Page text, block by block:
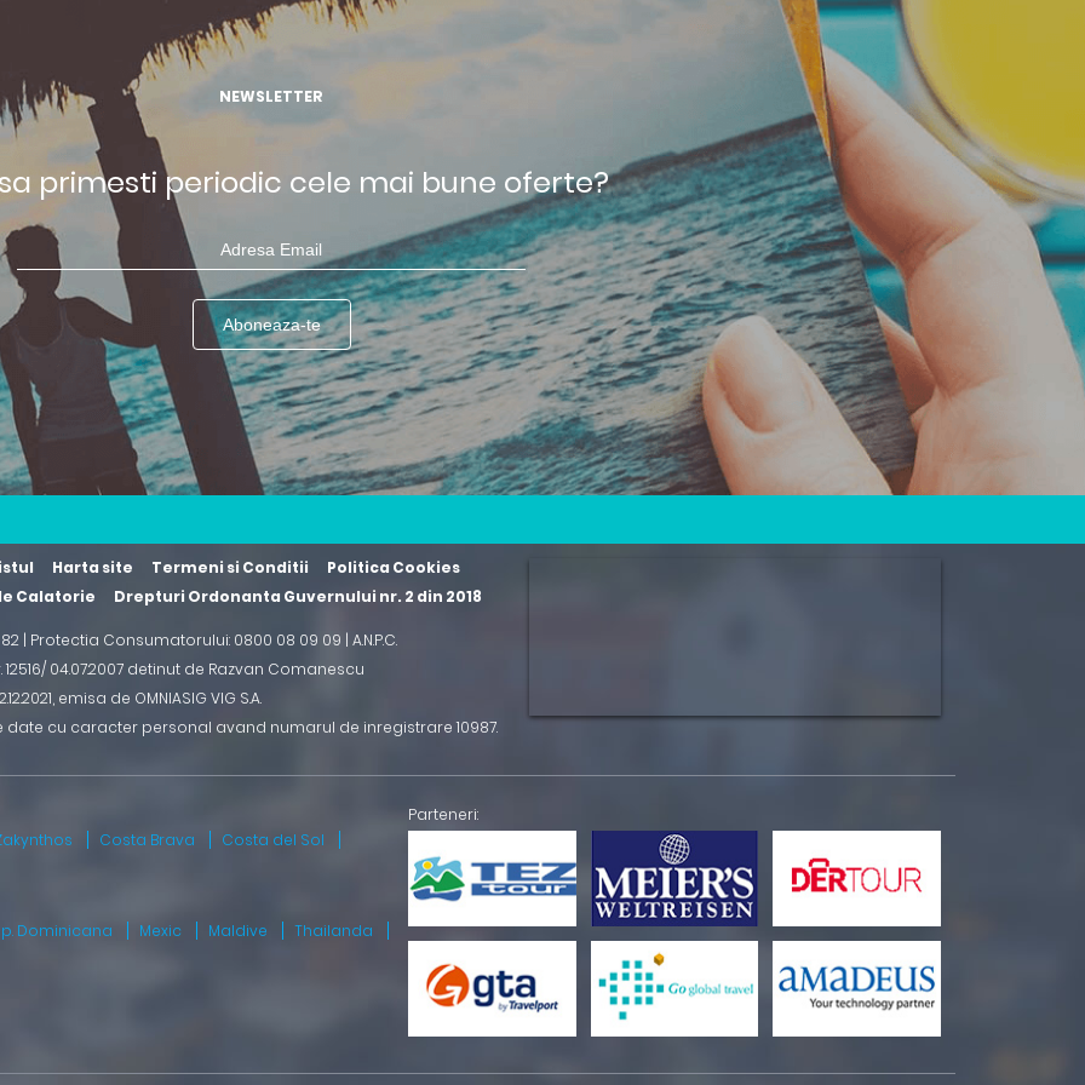
NEWSLETTER
primesti periodic cele mai bune oferte?
Harta site Termeni si Conditii
Politica Cookies
Calatorie
Drepturi Ordonanta Guvernului nr. 2 din 2018
| Protectia Consumatorului: 0800 08 09 09 | A.N.P.C.
12516/ 04.07.2007 detinut de Razvan Comanescu
, emisa de OMNIASIG VIG S.A.
cu caracter personal avand numarul de inregistrare 10987.
Costa Brava Costa del Sol
Dominicana Mexic Maldive Thailanda